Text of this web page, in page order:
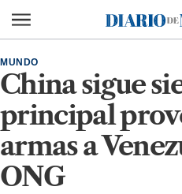
Diario de México
China sigue
principal
armas a
ONG
MUNDO